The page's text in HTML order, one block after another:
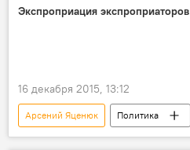
правительство
депутат
Экспроприация экспроприаторов
16 декабря 2015, 13:12
Арсений Яценюк Политика
Украина
Арсен Аваков